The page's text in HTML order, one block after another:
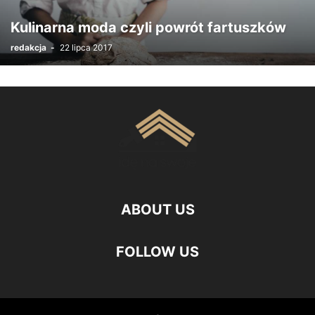
Kulinarna moda czyli powrót fartuszków
redakcja - 22 lipca 2017
ABOUT US
FOLLOW US